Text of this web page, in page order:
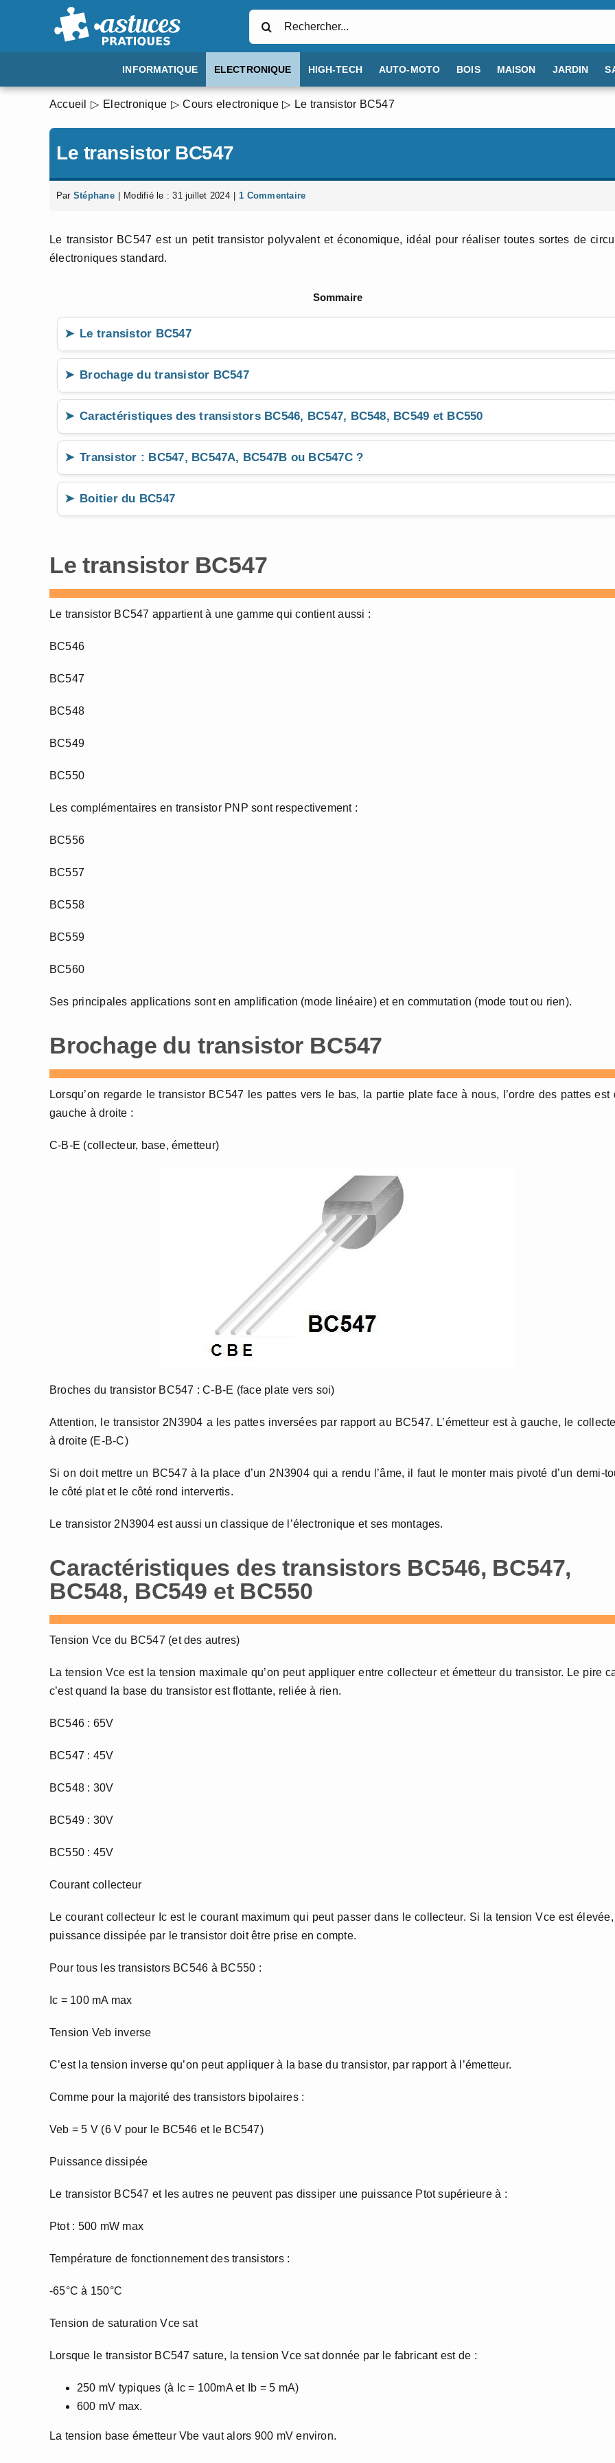
INFORMATIQUE ELECTRONIQUE HIGH-TECH AUTO-MOTO BOIS MAISON JARDIN
Accueil Electronique Cours electronique Le transistor BC547
Le transistor BC547
Par Stéphane Modifié le : 31 juillet 2024 1 Commentaire
Le transistor BC547 est un petit transistor polyvalent et économique, idéal pour réaliser toutes sortes de
électroniques standard.
Sommaire
Le transistor BC547
Brochage du transistor BC547
Caractéristiques des transistors BC546, BC547, BC548, BC549 et BC550
Transistor : BC547, BC547A, BC547B ou BC547C ?
Boitier du BC547
Le transistor BC547
Le transistor BC547 appartient à une gamme qui contient aussi :
BC546
BC547
BC548
BC549
BC550
Les complémentaires en transistor PNP sont respectivement :
BC556
BC557
BC558
BC559
BC560
Ses principales applications sont en amplification (mode linéaire) et en commutation (mode tout ou rien).
Brochage du transistor BC547
Lorsqu’on regarde le transistor BC547 les pattes vers le bas, la partie plate face à nous, l’ordre des pattes est
gauche à droite :
C-B-E (collecteur, base, émetteur)
Broches du transistor BC547 : C-B-E (face plate vers soi)
Attention, le transistor 2N3904 a les pattes inversées par rapport au BC547. L’émetteur est à gauche, le
à droite (E-B-C)
Si on doit mettre un BC547 à la place d’un 2N3904 qui a rendu l’âme, il faut le monter mais pivoté d’un demi-
le côté plat et le côté rond intervertis.
Le transistor 2N3904 est aussi un classique de l’électronique et ses montages.
Caractéristiques des transistors BC546, BC547,
BC548, BC549 et BC550
Tension Vce du BC547 (et des autres)
La tension Vce est la tension maximale qu’on peut appliquer entre collecteur et émetteur du transistor. Le pire
c’est quand la base du transistor est flottante, reliée à rien.
BC546 : 65V
BC547 : 45V
BC548 : 30V
BC549 : 30V
BC550 : 45V
Courant collecteur
Le courant collecteur Ic est le courant maximum qui peut passer dans le collecteur. Si la tension Vce est
puissance dissipée par le transistor doit être prise en compte.
Pour tous les transistors BC546 à BC550 :
Ic = 100 mA max
Tension Veb inverse
C’est la tension inverse qu’on peut appliquer à la base du transistor, par rapport à l’émetteur.
Comme pour la majorité des transistors bipolaires :
Veb = 5 V (6 V pour le BC546 et le BC547)
Puissance dissipée
Le transistor BC547 et les autres ne peuvent pas dissiper une puissance Ptot supérieure à :
Ptot : 500 mW max
Température de fonctionnement des transistors :
-65°C à 150°C
Tension de saturation Vce sat
Lorsque le transistor BC547 sature, la tension Vce sat donnée par le fabricant est de :
250 mV typiques (à Ic = 100mA et Ib = 5 mA)
600 mV max.
La tension base émetteur Vbe vaut alors 900 mV environ.